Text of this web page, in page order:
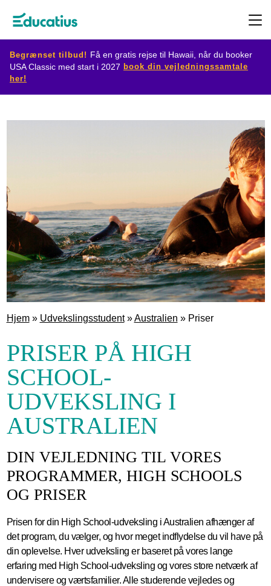
Begrænset tilbud! Få en gratis rejse til Hawaii, når du booker
USA Classic med start i 2027 book din vejledningssamtale
her!
udveksling
Bliv
værtsfamilie
Hjem» Udvekslingsstudent»Australien » Priser
PRISER PÅ HIGH
SCHOOL-
UDVEKSLING I
AUSTRALIEN
DIN VEJLEDNING TIL VORES
PROGRAMMER, HIGH SCHOOLS
OG PRISER
Prisen for din High School-udveksling i Australien afhænger af
det program, du vælger, og hvor meget indflydelse du vil have på
din oplevelse. Hver udveksling er baseret på vores lange
erfaring med High School-udveksling og vores store netværk af
undervisere og værtsfamilier. Alle studerende vejledes og